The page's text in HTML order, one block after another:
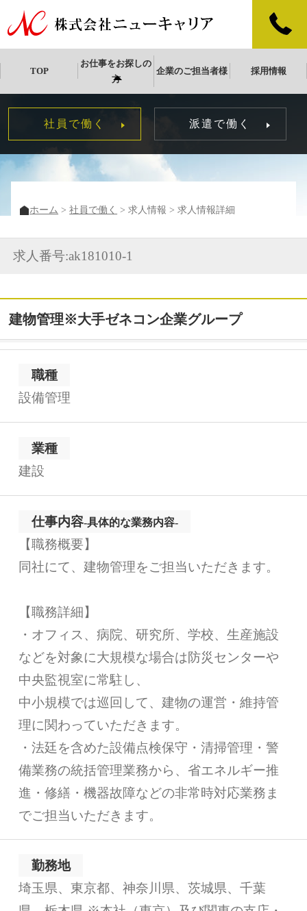
TOP
お仕事をお探しの
方
企業のご担当者様 採用情報
社員で働く 派遣で働く
ホーム 社員で働く 求人情報 求人情報詳細
求人番号:ak181010-1
建物管理※大手ゼネコン企業グループ
職種
設備管理
業種
建設
仕事内容-具体的な業務内容-
【職務概要】
同社にて、建物管理をご担当いただきます。
【職務詳細】
・オフィス、病院、研究所、学校、生産施設
などを対象に大規模な場合は防災センターや
中央監視室に常駐し、
中小規模では巡回して、建物の運営・維持管
理に関わっていただきます。
・法廷を含めた設備点検保守・清掃管理・警
備業務の統括管理業務から、省エネルギー推
進・修繕・機器故障などの非常時対応業務ま
でご担当いただきます。
勤務地
埼玉県、東京都、神奈川県、茨城県、千葉